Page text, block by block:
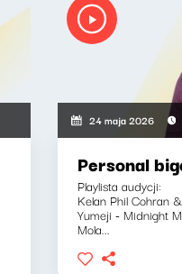
24 maja 2026
Personal
Playlista audycji:
Kelan Phil Cohran
Yumeji - Midnight
Mola...